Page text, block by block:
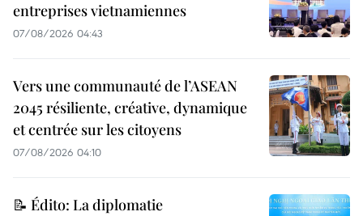
entreprises vietnamiennes
07/08/2026 04:43
Vers une communauté de l’ASEAN
2045 résiliente, créative, dynamique
et centrée sur les citoyens
07/08/2026 04:10
📝 Édito: La diplomatie